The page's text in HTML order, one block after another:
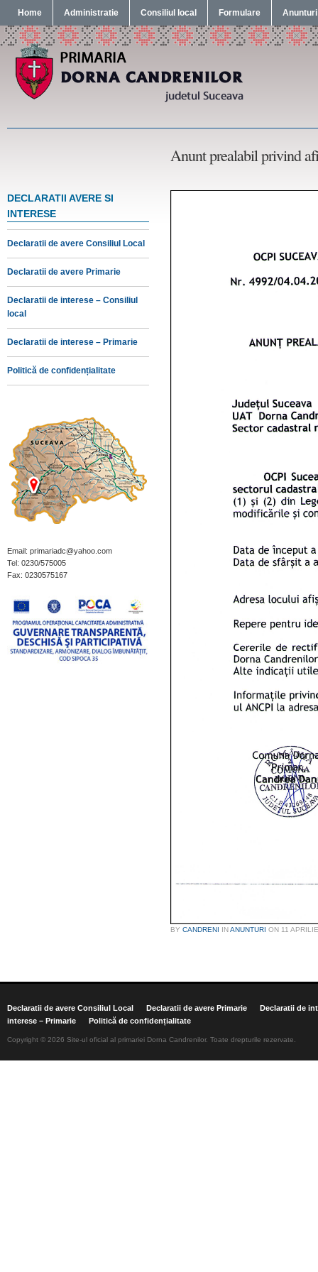
Home Administratie Consiliul local Formulare Anunturi
Anunt prealabil privind
DECLARATII AVERE SI
INTERESE
Declaratii de avere Consiliul Local
Declaratii de avere Primarie
Declaratii de interese – Consiliul
local
Declaratii de interese – Primarie
Politică de confidențialitate
Email: primariadc@yahoo.com
Tel: 0230/575005
Fax: 0230575167
BY CANDRENI INANUNTURI ON 11
Declaratii de avere Consiliul Local Declaratii de avere Primarie
Declaratii de
interese – Primarie
Politică de confidențialitate
Copyright © 2026 Site-ul oficial al primariei Dorna Candrenilor. Toate drepturile rezervate.